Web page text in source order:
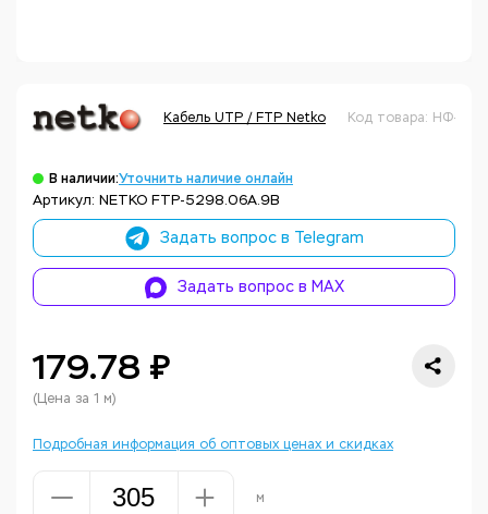
Кабель UTP / FTP Netko Код товара: НФ-
В наличии:Уточнить наличие онлайн
Артикул: NETKO FTP-5298.06A.9B
Задать вопрос в Telegram
Задать вопрос в MAX
179.78 ₽
(Цена за 1 м)
Подробная информация об оптовых ценах и скидках
м